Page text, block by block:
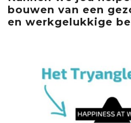
bouwen van een
en werkgelukkige